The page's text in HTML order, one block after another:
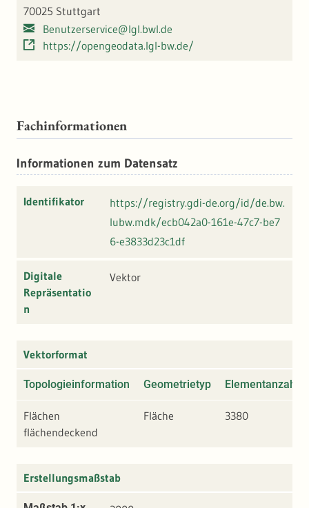
70025 Stuttgart
Benutzerservice@lgl.bwl.de
https://opengeodata.lgl-bw.de/
Fachinformationen
Informationen zum Datensatz
Identifikator
https://registry.gdi-de.org/id/de.bw.
lubw.mdk/ecb042a0-161e-47c7-be7
6-e3833d23c1df
Digitale
Repräsentatio
n
Vektor
Vektorformat
Topologieinformation Geometrietyp Elementanzahl
Flächen
flächendeckend
Fläche 3380
Erstellungsmaßstab